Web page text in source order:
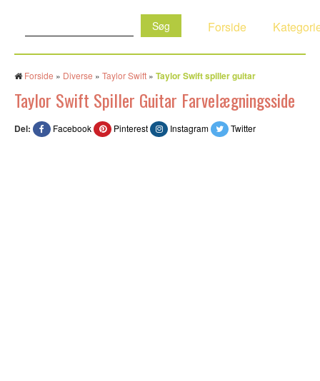
Forside
Forside » Diverse » Taylor Swift » Taylor Swift spiller guitar
Taylor Swift Spiller Guitar Farvelægningsside
Del: Facebook Pinterest Instagram Twitter